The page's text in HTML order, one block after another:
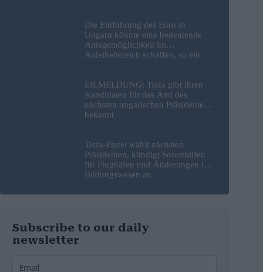
Die Einführung des Euro in
Ungarn könnte eine bedeutende
Anlagemöglichkeit im
Anleihebereich schaffen, so ein
EILMELDUNG: Tisza gibt ihren
Kandidaten für das Amt des
nächsten ungarischen Präsidenten
bekannt
Tisza-Partei wählt nächsten
Präsidenten, kündigt Soforthilfen
für Flughäfen und Änderungen im
Bildungswesen an
Subscribe to our daily
newsletter